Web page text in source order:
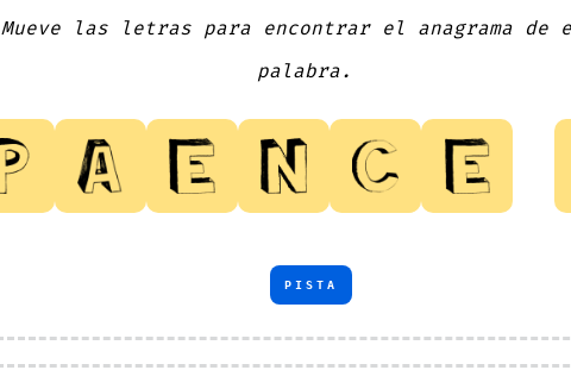
Mueve las letras para encontrar el anagrama de
palabra.
PISTA